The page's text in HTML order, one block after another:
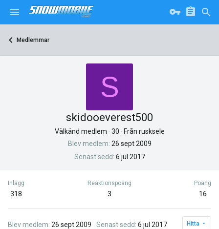
Medlemmar
S
skidooeverest500
Välkänd medlem · 30 · Från rusksele
Blev medlem 26 sept 2009
Senast sedd 6 jul 2017
Inlägg
318
Reaktionspoäng
3
Poäng
16
Blev medlem 26 sept 2009 Senast sedd 6 jul 2017 Hitta